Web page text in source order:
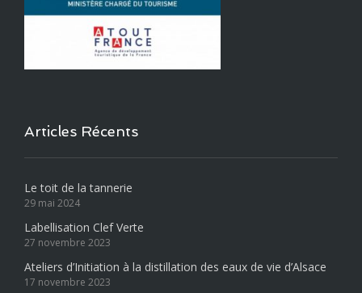
Articles Récents
Le toit de la tannerie
29 mai 2024
Labellisation Clef Verte
27 novembre 2023
Ateliers d’Initiation à la distillation des eaux de vie d’Alsace
17 novembre 2023